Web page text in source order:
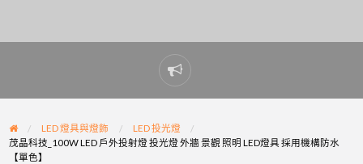
Report
problem
LED 燈具與燈飾
LED 投光燈
茂晶科技_100W LED 戶外投射燈 投光燈 外牆 景觀 照明 LED燈具 採用機構防水
【單色】